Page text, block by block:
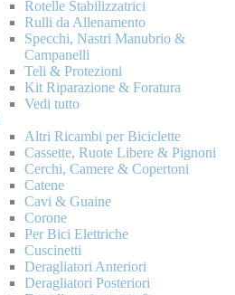
Rotelle Stabilizzatrici
Rulli da Allenamento
Specchi, Nastri Manubrio &
Campanelli
Teli & Protezioni
Kit Riparazione & Foratura
Vedi tutto
Altri Ricambi per Biciclette
Cassette, Ruote Libere & Pignoni
Cerchi, Camere & Copertoni
Catene
Cavi & Guaine
Corone
Per Bici Elettriche
Cuscinetti
Deragliatori Anteriori
Deragliatori Posteriori